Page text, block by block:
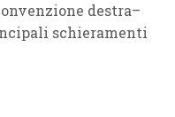
destra–
schieramenti